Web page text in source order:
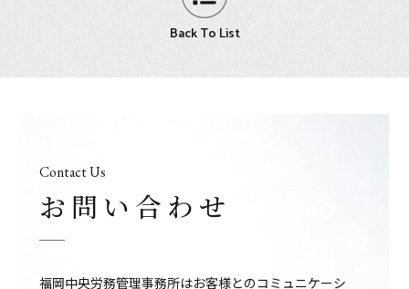
Back To List
Contact Us
お問い合わせ
福岡中央労務管理事務所はお客様とのコミュニケーシ